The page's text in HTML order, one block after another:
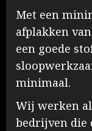
Met een
afplakken
een goede
minimaal.
Wij werken
bedrijven die